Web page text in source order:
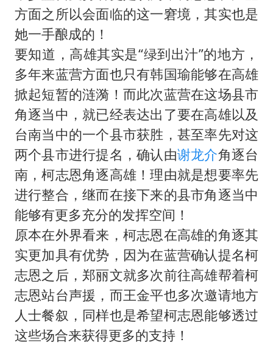
方面之所以会面临的这一窘境，其实也是
她一手酿成的！
要知道，高雄其实是“绿到出汁”的地方，
多年来蓝营方面也只有韩国瑜能够在高雄
掀起短暂的涟漪！而此次蓝营在这场县市
角逐当中，就已经表达出了要在高雄以及
台南当中的一个县市获胜，甚至率先对这
两个县市进行提名，确认由谢龙介角逐台
南，柯志恩角逐高雄！理由就是想要率先
进行整合，继而在接下来的县市角逐当中
能够有更多充分的发挥空间！
原本在外界看来，柯志恩在高雄的角逐其
实更加具有优势，因为在蓝营确认提名柯
志恩之后，郑丽文就多次前往高雄帮着柯
志恩站台声援，而王金平也多次邀请地方
人士餐叙，同样也是希望柯志恩能够透过
这些场合来获得更多的支持！